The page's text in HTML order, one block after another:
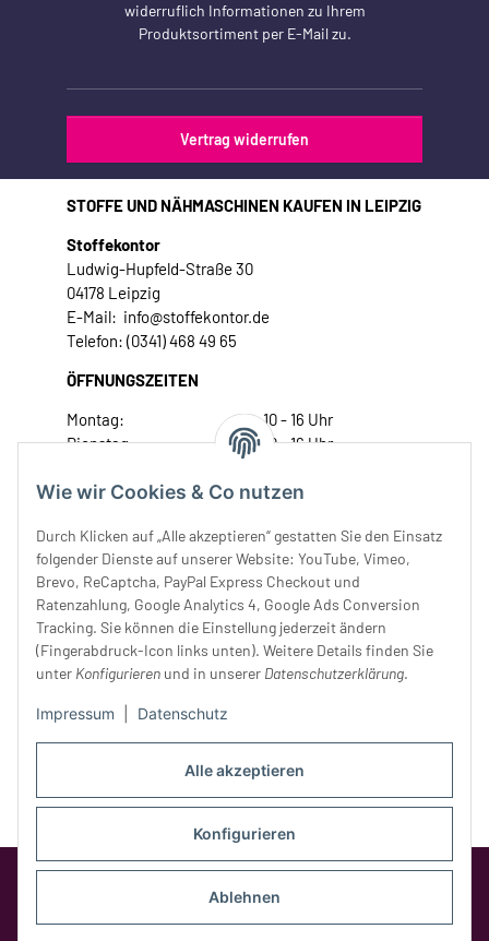
Alle akzeptieren
Konfigurieren
Ablehnen
Wie wir Cookies & Co nutzen
Durch Klicken auf „Alle akzeptieren“ gestatten Sie den Einsatz
folgender Dienste auf unserer Website: YouTube, Vimeo,
Brevo, ReCaptcha, PayPal Express Checkout und
Ratenzahlung, Google Analytics 4, Google Ads Conversion
Tracking. Sie können die Einstellung jederzeit ändern
(Fingerabdruck-Icon links unten). Weitere Details finden Sie
unter Konfigurieren und in unserer Datenschutzerklärung.
Impressum Datenschutz
widerruflich Informationen zu Ihrem
Produktsortiment per E-Mail zu.
Vertrag widerrufen
STOFFE UND NÄHMASCHINEN KAUFEN IN LEIPZIG
Stoffekontor
Ludwig-Hupfeld-Straße 30
04178 Leipzig
E-Mail: info@stoffekontor.de
Telefon: (0341) 468 49 65
ÖFFNUNGSZEITEN
Montag:
10 - 16 Uhr
Dienstag:
10 - 16 Uhr
Donnerstag:
10 - 18 Uhr
Samstag:
10 - 14 Uhr
Unser Service
Rechtliches
Google Analytics deaktivierenStatus: